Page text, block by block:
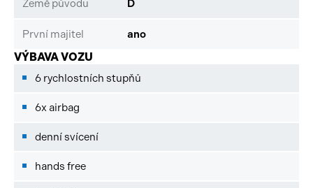
Země původu D
První majitel ano
VÝBAVA VOZU
6 rychlostních stupňů
6x airbag
denní svícení
hands free